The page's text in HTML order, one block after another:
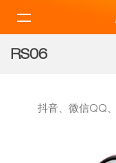
RS06
抖音、微信QQ